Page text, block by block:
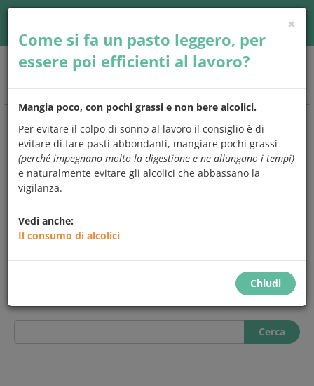
CHIEDOEMANGIO
Una risposta atutto quello che
avresti
alimenti e l'alimentazione.
Scegli un argomento che preferisci,
risposta,oppure prova a digitare una parolachiave sul
motore di ricerca. Ma se vuoi, puoi anche leggerle tutte.
Cerca
×
Come si fa un pasto leggero, per
essere poi efficienti al lavoro?
Mangia poco, con pochi grassi e non bere alcolici.
Per evitare il colpo di sonno al lavoro il consiglio è di
evitare di fare pasti abbondanti, mangiare pochi grassi
(perché impegnano molto la digestione e ne allungano i tempi)
e naturalmente evitare gli alcolici che abbassano la
vigilanza.
Vedi anche:
Il consumo di alcolici
Chiudi